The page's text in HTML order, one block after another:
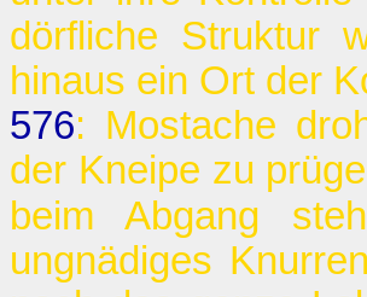
dörfliche Struktur
hinaus ein Ort der
576: Mostache
der Kneipe zu
beim Abgang
ungnädiges